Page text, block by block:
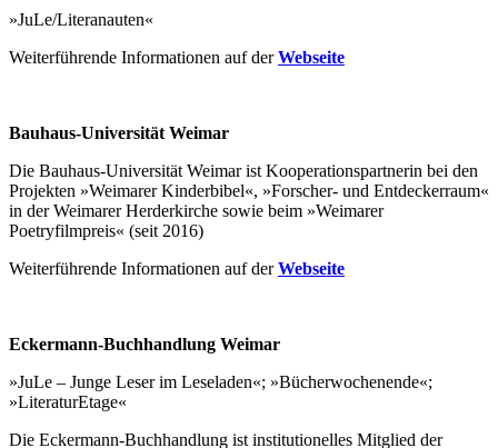
»JuLe/Literanauten«
Weiterführende Informationen auf derWebseite
Bauhaus-Universität Weimar
Die Bauhaus-Universität Weimar ist Kooperationspartnerin bei den
Projekten »Weimarer Kinderbibel«, »Forscher- und Entdeckerraum«
in der Weimarer Herderkirche sowie beim »Weimarer
Poetryfilmpreis« (seit 2016)
Weiterführende Informationen auf derWebseite
Eckermann-Buchhandlung Weimar
»JuLe – Junge Leser im Leseladen«; »Bücherwochenende«;
»LiteraturEtage«
Die Eckermann-Buchhandlung ist institutionelles Mitglied der